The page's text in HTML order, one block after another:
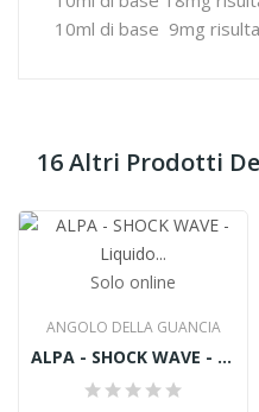
10ml di base 9mg
16 Altri Prodotti
Solo online
ANGOLO DELLA GUANCIA
ALPA - SHOCK WAVE - Liquido Scomposto 20 Ml -...